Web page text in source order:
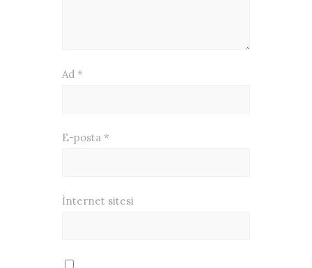
Ad *
E-posta *
İnternet sitesi